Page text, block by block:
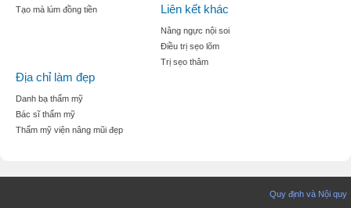
Tạo mà lúm đồng tiền
Liên kết khác
Nâng ngực nội soi
Điều trị sẹo lõm
Trị sẹo thâm
Địa chỉ làm đẹp
Danh bạ thẩm mỹ
Bác sĩ thẩm mỹ
Thẩm mỹ viện nâng mũi đẹp
Quy định và Nội quy